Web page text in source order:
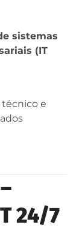
sistemas
(IT
e
24/7